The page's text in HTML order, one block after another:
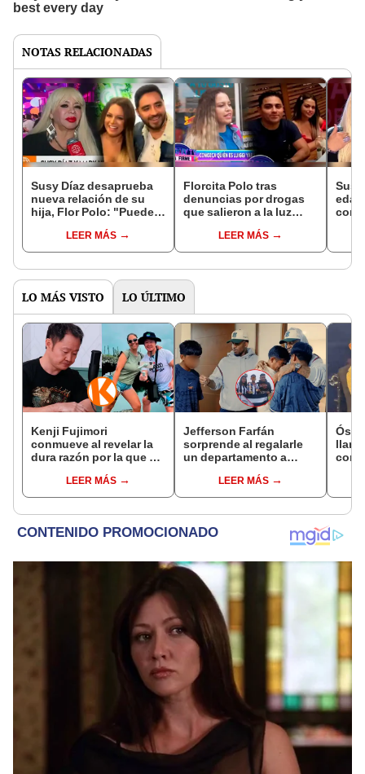
NOTAS RELACIONADAS
Susy Díaz desaprueba
nueva relación de su
hija, Flor Polo: "Puede
equivocado"
LEER MÁS
Florcita Polo tras
denuncias por drogas
que salieron a la luz
“Yo confío en él”
LEER MÁS
Susy
con
LO MÁS VISTO LO ÚLTIMO
Kenji Fujimori
conmueve al revelar la
dura razón por la que no
esposa Erika Muñóz: "El
proceso judicial"
LEER MÁS
Jefferson Farfán
sorprende al regalarle
un departamento a
fútbol: "Lo hago de
corazón"
LEER MÁS